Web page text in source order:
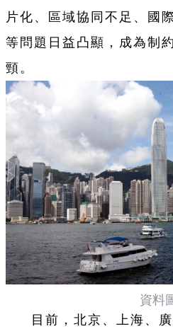
片化、區域協同不足、國
等問題日益凸顯，成為制
頸。
資料
目前，北京、上海、